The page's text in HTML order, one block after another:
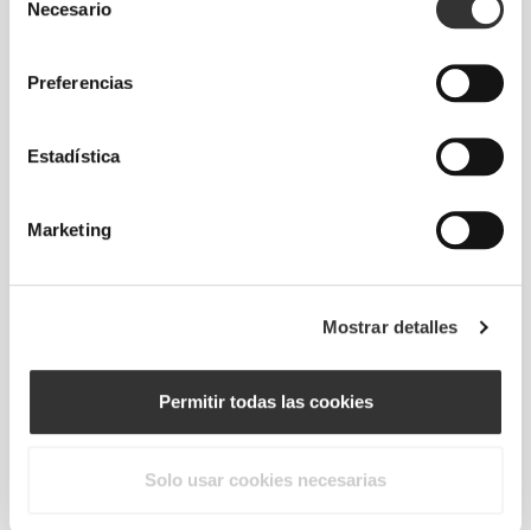
Necesario
Preferencias
Estadística
Marketing
Mostrar detalles
Permitir todas las cookies
Solo usar cookies necesarias